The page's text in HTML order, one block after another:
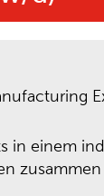
in einem